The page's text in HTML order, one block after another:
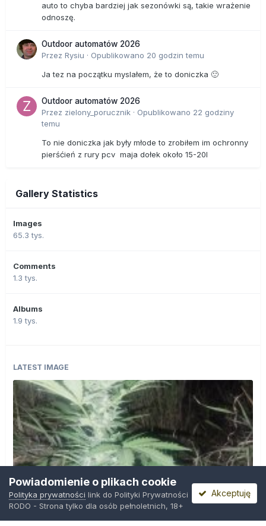
auto to chyba bardziej jak sezonówki są, takie wrażenie
odnoszę.
Outdoor automatów 2026
Przez Rysiu · Opublikowano 20 godzin temu
Ja tez na początku myslałem, że to doniczka 🙂
Outdoor automatów 2026
Przez zielony_porucznik · Opublikowano 22 godziny
temu
To nie doniczka jak były młode to zrobiłem im ochronny
pierśćień z rury pcv maja dołek około 15-20l
Gallery Statistics
Images
65.3 tys.
Comments
1.3 tys.
Albums
1.9 tys.
LATEST IMAGE
Powiadomienie o plikach cookie
Polityka prywatności link do Polityki Prywatności
RODO - Strona tylko dla osób pełnoletnich, 18+
Akceptuję